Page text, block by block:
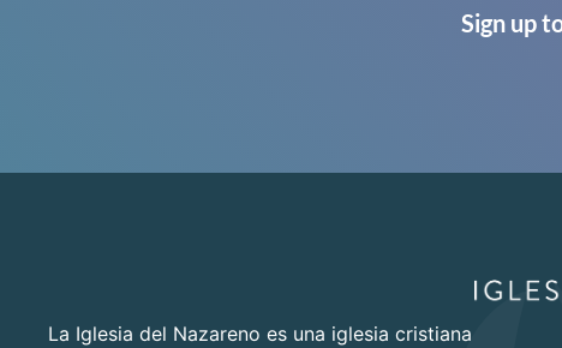
Sign up
La Iglesia del Nazareno es una iglesia cristiana